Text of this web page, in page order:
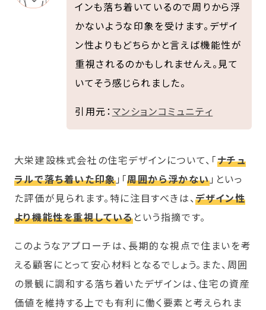
インも落ち着いているので周りから浮
かないような印象を受けます。デザイ
ン性よりもどちらかと言えば機能性が
重視されるのかもしれませんえ。見て
いてそう感じられました。
引用元：マンションコミュニティ
大栄建設株式会社の住宅デザインについて、「ナチュ
ラルで落ち着いた印象」「周囲から浮かない」といっ
た評価が見られます。特に注目すべきは、デザイン性
より機能性を重視しているという指摘です。
このようなアプローチは、長期的な視点で住まいを考
える顧客にとって安心材料となるでしょう。また、周囲
の景観に調和する落ち着いたデザインは、住宅の資産
価値を維持する上でも有利に働く要素と考えられま